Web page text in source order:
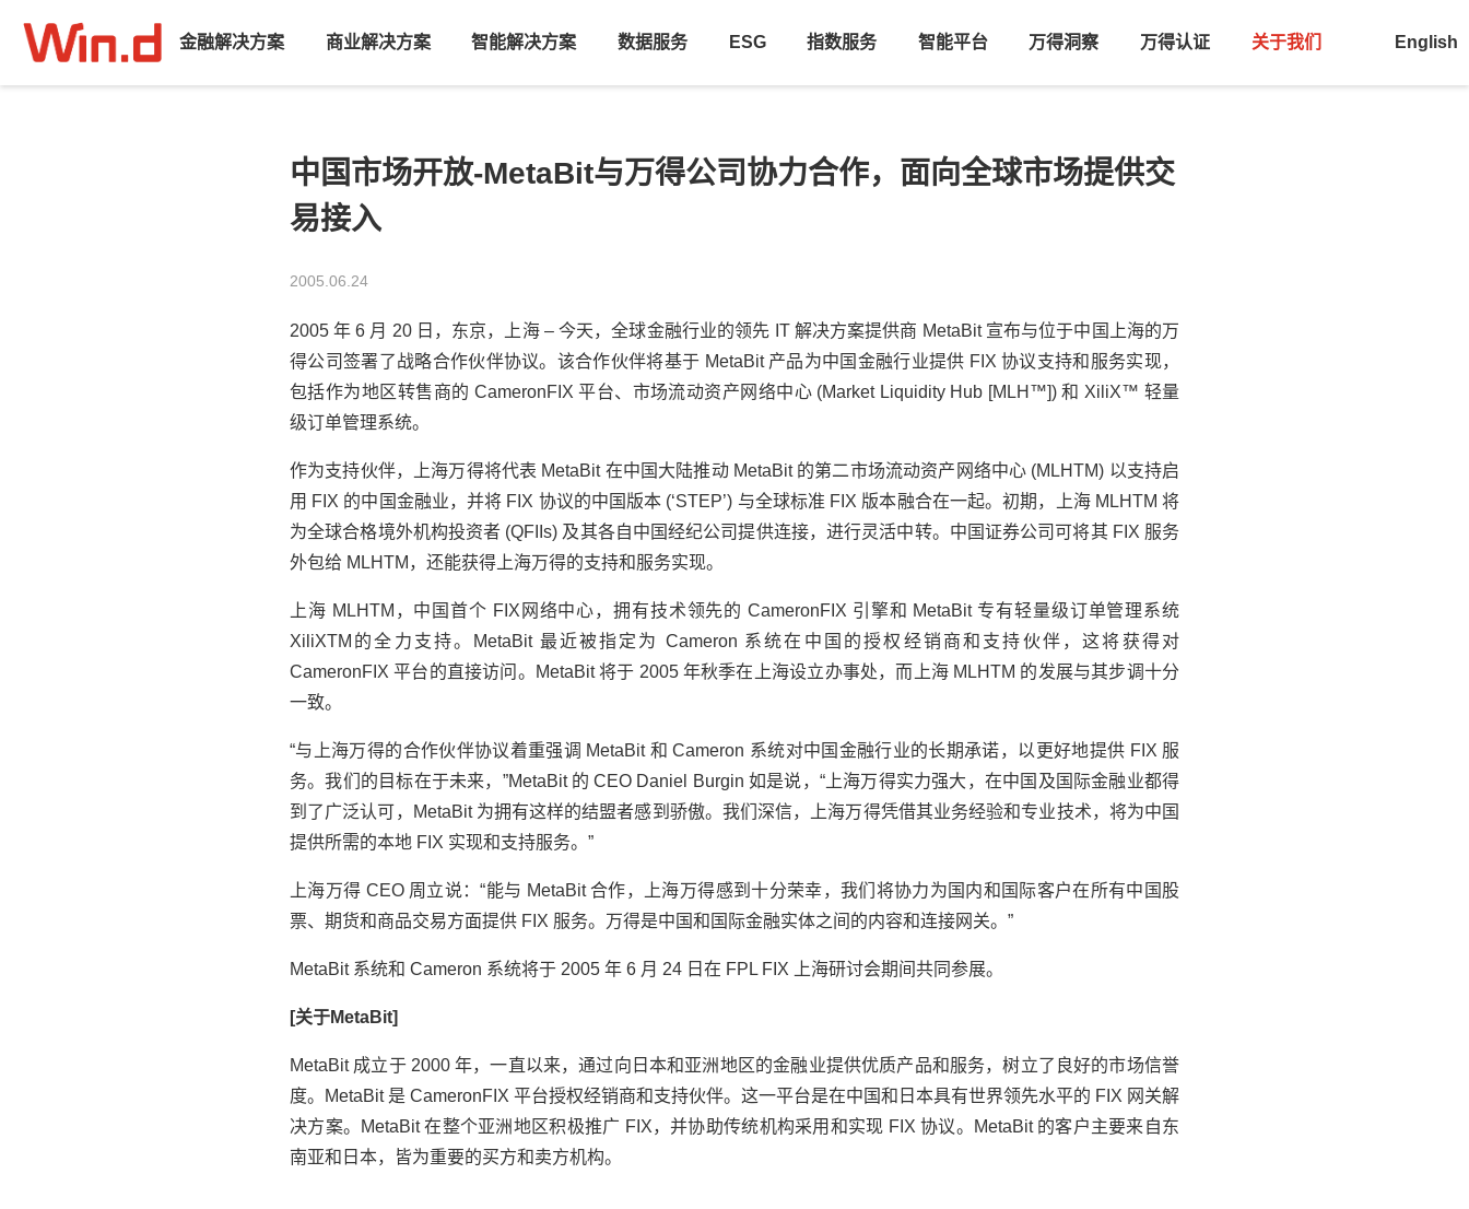
金融解决方案 商业解决方案 智能解决方案 数据服务 ESG 指数服务 智能平台 万得洞察 万得认证 关于我们 English
中国市场开放-MetaBit与万得公司协力合作，面向全球市场提供交
易接入
2005.06.24
2005 年 6 月 20 日，东京，上海 – 今天，全球金融行业的领先 IT 解决方案提供商 MetaBit 宣布与位于中国上海的万
得公司签署了战略合作伙伴协议。该合作伙伴将基于 MetaBit 产品为中国金融行业提供 FIX 协议支持和服务实现，
包括作为地区转售商的 CameronFIX 平台、市场流动资产网络中心 (Market Liquidity Hub [MLH™]) 和 XiliX™ 轻量
级订单管理系统。
作为支持伙伴， 上海万得将代表 MetaBit 在中国大陆推动 MetaBit 的第二市场流动资产网络中心 (MLHTM) 以支持启
用 FIX 的中国金融业，并将 FIX 协议的中国版本 (‘STEP’) 与全球标准 FIX 版本融合在一起。初期，上海 MLHTM 将
为全球合格境外机构投资者 (QFIIs) 及其各自中国经纪公司提供连接，进行灵活中转。中国证券公司可将其 FIX 服务
外包给 MLHTM，还能获得 上海万得的支持和服务实现。
上海 MLHTM，中国首个 FIX网络中心，拥有技术领先的 CameronFIX 引擎和 MetaBit 专有轻量级订单管理系统
XiliXTM的全力支持。MetaBit 最近被指定为 Cameron 系统在中国的授权经销商和支持伙伴，这将获得对
CameronFIX 平台的直接访问。MetaBit 将于 2005 年秋季在上海设立办事处，而上海 MLHTM 的发展与其步调十分
一致。
“与 上海万得的合作伙伴协议着重强调 MetaBit 和 Cameron 系统对中国金融行业的长期承诺，以更好地提供 FIX 服
务。我们的目标在于未来，”MetaBit 的 CEO Daniel Burgin 如是说，“上海万得实力强大，在中国及国际金融业都得
到了广泛认可，MetaBit 为拥有这样的结盟者感到骄傲。我们深信，
上海万得凭借其业务经验和专业技术，将为中国
提供所需的本地 FIX 实现和支持服务。”
上海万得 CEO 周立说：“能与 MetaBit 合作， 上海万得感到十分荣幸，我们将协力为国内和国际客户在所有中国股
票、期货和商品交易方面提供 FIX 服务。 万得是中国和国际金融实体之间的内容和连接网关。”
MetaBit 系统和 Cameron 系统将于 2005 年 6 月 24 日在 FPL FIX 上海研讨会期间共同参展。
[关于MetaBit]
MetaBit 成立于 2000 年，一直以来，通过向日本和亚洲地区的金融业提供优质产品和服务，树立了良好的市场信誉
度。MetaBit 是 CameronFIX 平台授权经销商和支持伙伴。这一平台是在中国和日本具有世界领先水平的 FIX 网关解
决方案。MetaBit 在整个亚洲地区积极推广 FIX，并协助传统机构采用和实现 FIX 协议。MetaBit 的客户主要来自东
南亚和日本，皆为重要的买方和卖方机构。